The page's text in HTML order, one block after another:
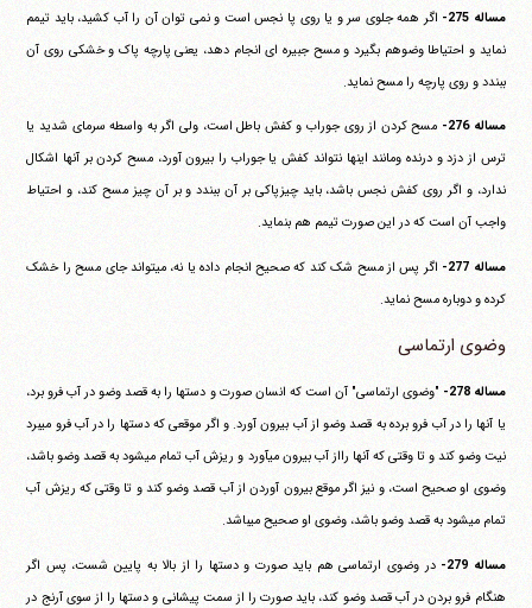
مساله 275-
اگر همه جلوی سر و یا روی پا نجس است و نمی توان آن را آب کشید، باید تیمم
نماید و احتیاطا وضوهم بگیرد و مسح جبیره ای انجام دهد، یعنی پارچه پاک و خشکی روی آن
ببندد و روی پارچه را مسح نماید.
مساله 276-
مسح کردن از روی جوراب و کفش باطل است، ولی اگر به واسطه سرمای شدید یا
ترس از دزد و درنده ومانند اینها نتواند کفش یا جوراب را بیرون آورد، مسح کردن بر آنها اشکال
ندارد، و اگر روی کفش نجس باشد، باید چیزپاکی بر آن ببندد و بر آن چیز مسح کند، و احتیاط
واجب آن است که در این صورت تیمم هم بنماید.
مساله 277-
اگر پس از مسح شک کند که صحیح انجام داده یا نه، می‎تواند جای مسح را خشک
کرده و دوباره مسح نماید.
وضوی ارتماسی
مساله 278-
"وضوی ارتماسی" آن است که انسان صورت و دستها را به قصد وضو در آب فرو برد،
یا آنها را در آب فرو برده به قصد وضو از آب بیرون آورد. و اگر موقعی که دستها را در آب فرو می‎برد
نیت وضو کند و تا وقتی که آنها رااز آب بیرون می‎آورد و ریزش آب تمام می‎شود به قصد وضو باشد،
وضوی او صحیح است، و نیز اگر موقع بیرون آوردن از آب قصد وضو کند و تا وقتی که ریزش آب
تمام می‎شود به قصد وضو باشد، وضوی او صحیح می‎باشد.
مساله 279-
در وضوی ارتماسی هم باید صورت و دستها را از بالا به پایین شست، پس اگر
هنگام فرو بردن در آب قصد وضو کند، باید صورت را از سمت پیشانی و دستها را از سوی آرنج در